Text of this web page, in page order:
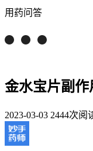
用药问答
金水宝片副作
2023-03-03 2444次阅